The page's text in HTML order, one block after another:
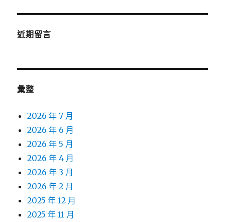
近期留言
彙整
2026 年 7 月
2026 年 6 月
2026 年 5 月
2026 年 4 月
2026 年 3 月
2026 年 2 月
2025 年 12 月
2025 年 11 月